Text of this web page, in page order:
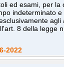
ed esami, per la
indeterminato e
agli
8 della legge
2022